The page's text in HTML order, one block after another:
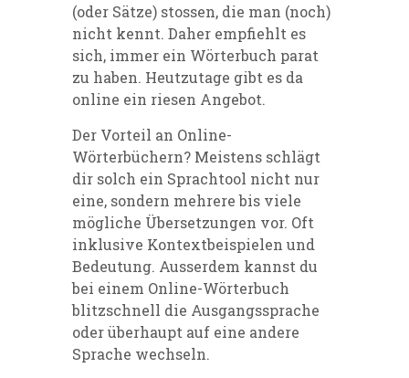
(oder Sätze) stossen, die man (noch)
nicht kennt. Daher empfiehlt es
sich, immer ein Wörterbuch parat
zu haben. Heutzutage gibt es da
online ein riesen Angebot.
Der Vorteil an Online-
Wörterbüchern? Meistens schlägt
dir solch ein Sprachtool nicht nur
eine, sondern mehrere bis viele
mögliche Übersetzungen vor. Oft
inklusive Kontextbeispielen und
Bedeutung. Ausserdem kannst du
bei einem Online-Wörterbuch
blitzschnell die Ausgangssprache
oder überhaupt auf eine andere
Sprache wechseln.